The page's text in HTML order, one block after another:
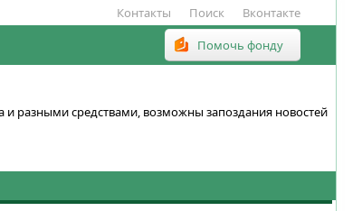
Контакты Поиск Вконтакте
Помочь фонду
и разными средствами, возможны запоздания новостей